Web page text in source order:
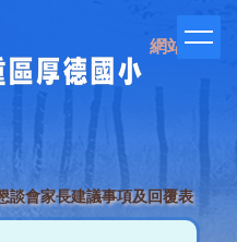
網站管理
談會家長建議事項及回覆表